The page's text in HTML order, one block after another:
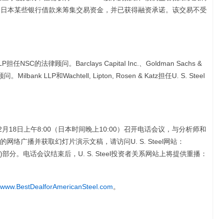
本某些银行借款来筹集交易资金，并已获得融资承诺。该交易不受
担任NSC的法律顾问。Barclays Capital Inc.、Goldman Sachs &
。Milbank LLP和Wachtell, Lipton, Rosen & Katz担任U. S. Steel
18日上午8:00（日本时间晚上10:00）召开电话会议，与分析师和
网络广播并获取幻灯片演示文稿，请访问U. S. Steel网站：
分。电话会议结束后，U. S. Steel投资者关系网站上将提供重播：
www.BestDealforAmericanSteel.com。